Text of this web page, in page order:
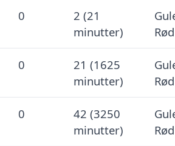
0
2 (21
minutter)
0
21 (1625
minutter)
0
42 (3250
minutter)